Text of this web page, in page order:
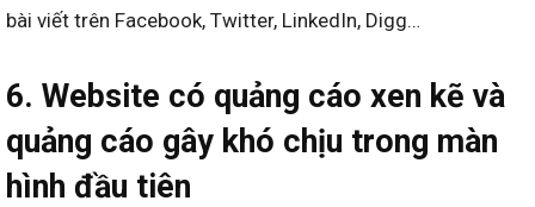
bài viết trên Facebook, Twitter, LinkedIn, Digg…
6. Website có quảng cáo xen kẽ và
quảng cáo gây khó chịu trong màn
hình đầu tiên